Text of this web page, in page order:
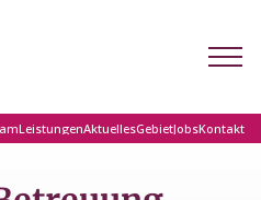
LeistungenAktuellesGebietJobsKontakt